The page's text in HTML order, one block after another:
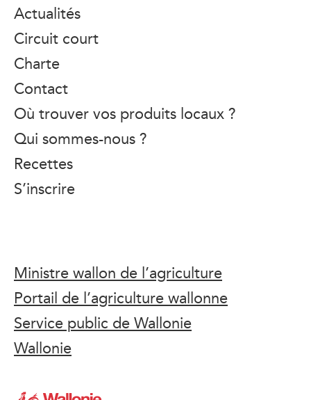
Actualités
Circuit court
Charte
Contact
Où trouver vos produits locaux ?
Qui sommes-nous ?
Recettes
S’inscrire
Ministre wallon de l’agriculture
Portail de l’agriculture wallonne
Service public de Wallonie
Wallonie